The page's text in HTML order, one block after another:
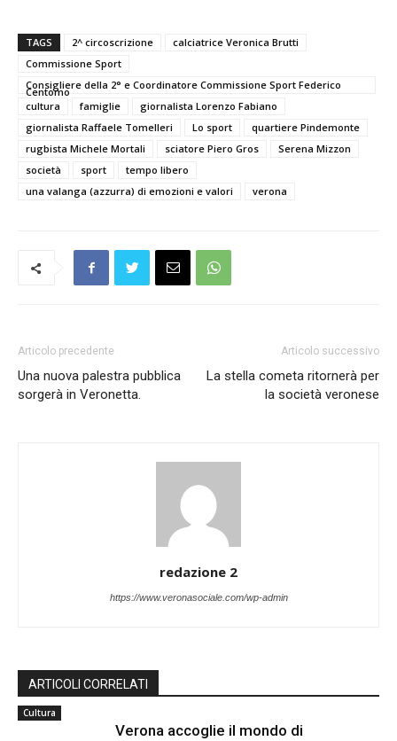
TAGS 2^ circoscrizione
calciatrice Veronica Brutti
Commissione Sport
Consigliere della 2° e Coordinatore Commissione Sport Federico
Centomo
cultura
famiglie
giornalista Lorenzo Fabiano
giornalista Raffaele Tomelleri
Lo sport
quartiere Pindemonte
rugbista Michele Mortali
sciatore Piero Gros
Serena Mizzon
società
sport
tempo libero
una valanga (azzurra) di emozioni e valori
verona
Articolo precedente
Una nuova palestra pubblica
sorgerà in Veronetta.
Articolo successivo
La stella cometa ritornerà per
la società veronese
redazione 2
https://www.veronasociale.com/wp-admin
ARTICOLI CORRELATI
Cultura
Verona accoglie il mondo di